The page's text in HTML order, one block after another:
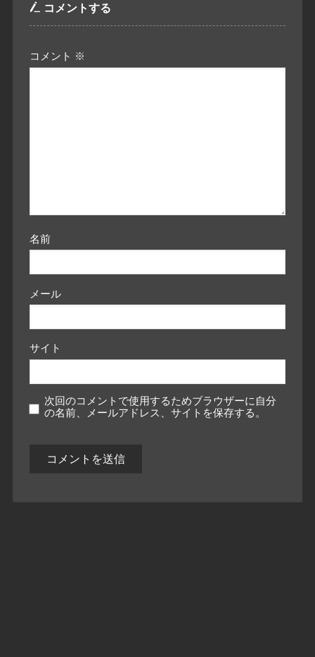
コメントする
コメント ※
名前
メール
サイト
次回のコメントで使用するためブラウザーに自分
の名前、メールアドレス、サイトを保存する。